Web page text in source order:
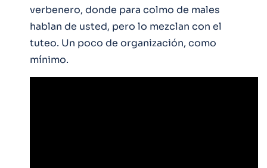
verbenero, donde para colmo de males
hablan de usted, pero lo mezclan con el
tuteo. Un poco de organización, como
mínimo.